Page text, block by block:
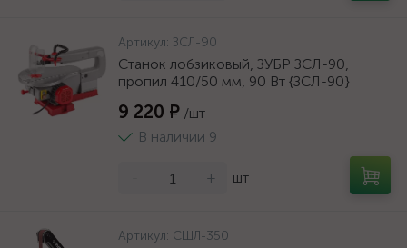
Артикул: ЗСЛ-90
Станок лобзиковый, ЗУБР ЗСЛ-90,
пропил 410/50 мм, 90 Вт {ЗСЛ-90}
9 220 ₽ /шт
В наличии 9
+ шт
Артикул: СШЛ-350